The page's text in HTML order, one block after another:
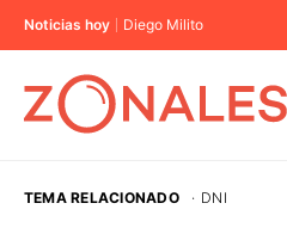
Noticias hoy Diego Milito
TEMA RELACIONADO · DNI